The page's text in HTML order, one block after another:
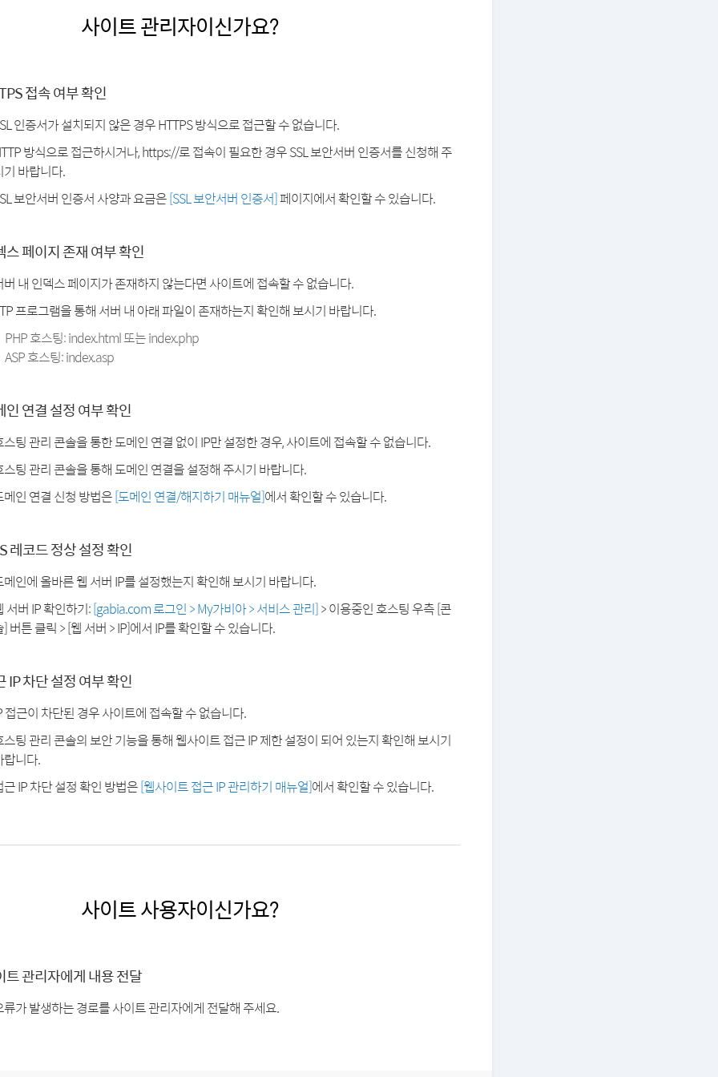
사이트 관리자이신가요?
접속 여부 확인
인증서가 설치되지 않은 경우 HTTPS 방식으로 접근할 수 없습니다.
방식으로 접근하시거나, https://로 접속이 필요한 경우 SSL 보안서버 인증서를 신청해 주
기 바랍니다.
보안서버 인증서 사양과 요금은[SSL 보안서버 인증서]페이지에서 확인할 수 있습니다.
스 페이지 존재 여부 확인
버 내 인덱스 페이지가 존재하지 않는다면 사이트에 접속할 수 없습니다.
프로그램을 통해 서버 내 아래 파일이 존재하는지 확인해 보시기 바랍니다.
PHP 호스팅: index.html 또는 index.php
ASP 호스팅: index.asp
인 연결 설정 여부 확인
스팅 관리 콘솔을 통한 도메인 연결 없이 IP만 설정한 경우, 사이트에 접속할 수 없습니다.
스팅 관리 콘솔을 통해 도메인 연결을 설정해 주시기 바랍니다.
메인 연결 신청 방법은[도메인 연결/해지하기 매뉴얼]에서 확인할 수 있습니다.
레코드 정상 설정 확인
메인에 올바른 웹 서버 IP를 설정했는지 확인해 보시기 바랍니다.
서버 IP 확인하기:[gabia.com 로그인 > My가비아 > 서비스 관리]> 이용중인 호스팅 우측 [콘
] 버튼 클릭 > [웹 서버 > IP]에서 IP를 확인할 수 있습니다.
IP 차단 설정 여부 확인
접근이 차단된 경우 사이트에 접속할 수 없습니다.
스팅 관리 콘솔의 보안 기능을 통해 웹사이트 접근 IP 제한 설정이 되어 있는지 확인해 보시기
랍니다.
근 IP 차단 설정 확인 방법은[웹사이트 접근 IP 관리하기 매뉴얼]에서 확인할 수 있습니다.
사이트 사용자이신가요?
트 관리자에게 내용 전달
류가 발생하는 경로를 사이트 관리자에게 전달해 주세요.